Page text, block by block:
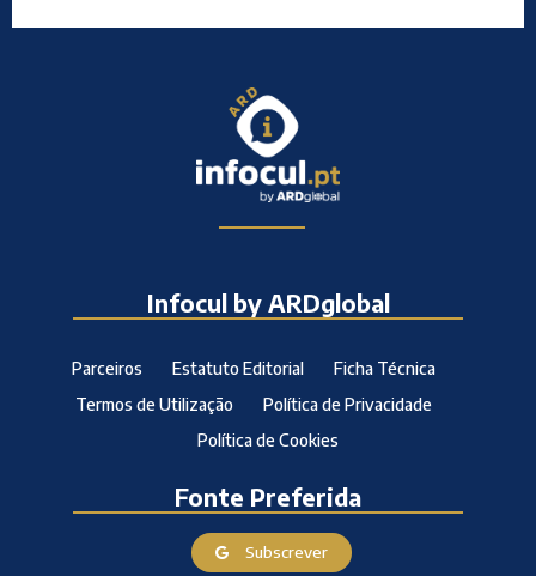
Infocul by ARDglobal
Parceiros Estatuto Editorial
Ficha Técnica
Termos de Utilização
Política de Privacidade
Política de Cookies
Fonte Preferida
Subscrever